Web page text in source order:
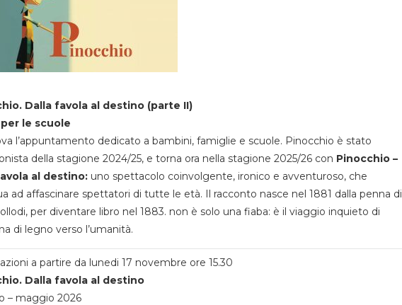
Dalla favola al destino (parte II)
le scuole
l’appuntamento dedicato a bambini, famiglie e scuole. Pinocchio è stato
della stagione 2024/25, e torna ora nella stagione 2025/26 con Pinocchio –
al destino:uno spettacolo coinvolgente, ironico e avventuroso, che
ad affascinare spettatori di tutte le età. Il racconto nasce nel 1881 dalla penna di
per diventare libro nel 1883. non è solo una fiaba: è il viaggio inquieto di
di legno verso l’umanità.
a partire da lunedi 17 novembre ore 15.30
Dalla favola al destino
– maggio 2026